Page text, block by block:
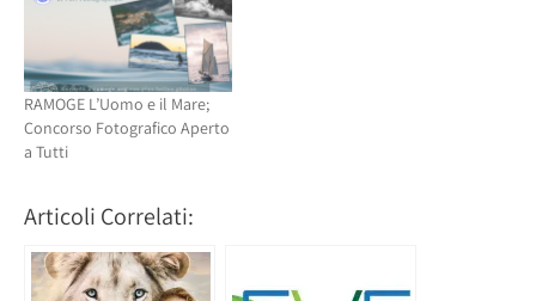
RAMOGE L’Uomo e il Mare;
Concorso Fotografico Aperto
a Tutti
Articoli Correlati: